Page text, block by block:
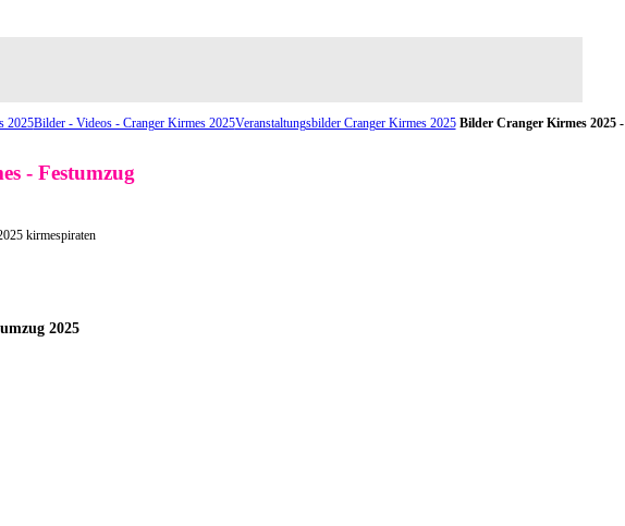
2025Bilder - Videos - Cranger Kirmes 2025Veranstaltungsbilder Cranger Kirmes 2025Bilder Cranger Kirmes 2025 -
- Festumzug
2025